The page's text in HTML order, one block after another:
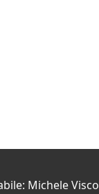
Michele Visco